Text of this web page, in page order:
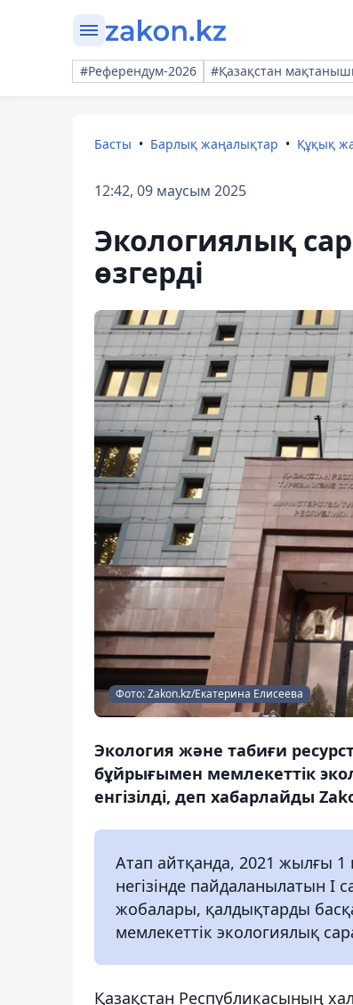
#Референдум-2026 #Қазақстан
Басты Барлық жаңалықтар Құқық
12:42, 09 маусым 2025
Экологиялық
өзгерді
Фото: Zakon.kz/Екатерина Елисеева
Экология және табиғи
бұйрығымен мемлекеттік
енгізілді, деп хабарлайды
Атап айтқанда, 2021 жылғы 1
негізінде пайдаланылатын I
жобалары, қалдықтарды
мемлекеттік экологиялық
Қазақстан Республикасының